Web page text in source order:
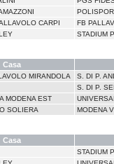
CARPI
FB
STADIUM
Casa
MIRANDOLA
S. DI P.
S. DI P.
MODENA EST
SOLIERA MODENA
Casa
STADIUM